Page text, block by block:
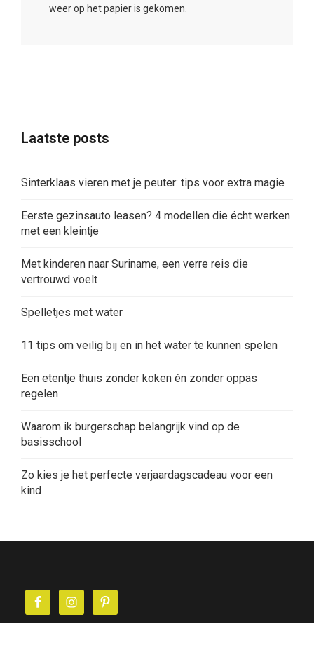
weer op het papier is gekomen.
Laatste posts
Sinterklaas vieren met je peuter: tips voor extra magie
Eerste gezinsauto leasen? 4 modellen die écht werken
met een kleintje
Met kinderen naar Suriname, een verre reis die
vertrouwd voelt
Spelletjes met water
11 tips om veilig bij en in het water te kunnen spelen
Een etentje thuis zonder koken én zonder oppas
regelen
Waarom ik burgerschap belangrijk vind op de
basisschool
Zo kies je het perfecte verjaardagscadeau voor een
kind